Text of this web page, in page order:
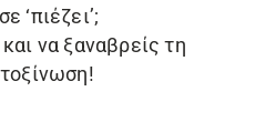
‘πιέζει’;
να ξαναβρείς τη